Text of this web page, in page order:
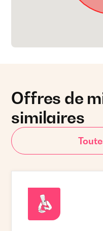
Offres de
similaires